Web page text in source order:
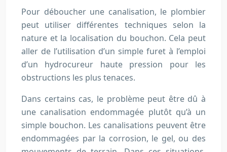
Pour déboucher une canalisation, le plombier
peut utiliser différentes techniques selon la
nature et la localisation du bouchon. Cela peut
aller de l’utilisation d’un simple furet à l’emploi
d’un hydrocureur haute pression pour les
obstructions les plus tenaces.
Dans certains cas, le problème peut être dû à
une canalisation endommagée plutôt qu’à un
simple bouchon. Les canalisations peuvent être
endommagées par la corrosion, le gel, ou des